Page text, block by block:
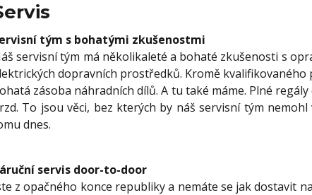
tým s bohatými zkušenostmi
servisní tým má několikaleté a bohaté zkušenosti s
dopravních prostředků. Kromě
zásoba náhradních dílů. A tu také máme. Plné
To jsou věci, bez kterých by náš servisní tým
dnes.
servis door-to-door
z opačného konce republiky a nemáte se jak dostavit